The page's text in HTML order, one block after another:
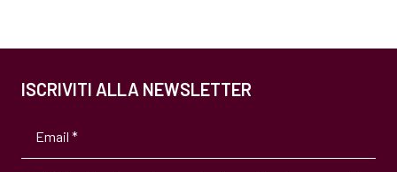
ISCRIVITI ALLA NEWSLETTER